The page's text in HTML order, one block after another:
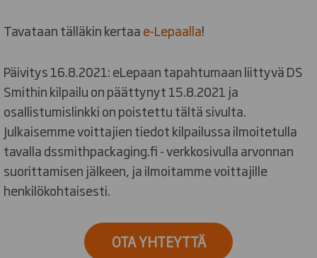
Tavataan tälläkin kertaae-Lepaalla!
Päivitys 16.8.2021: eLepaan tapahtumaan liittyvä DS
Smithin kilpailu on päättynyt 15.8.2021 ja
osallistumislinkki on poistettu tältä sivulta.
Julkaisemme voittajien tiedot kilpailussa ilmoitetulla
tavalla dssmithpackaging.fi - verkkosivulla arvonnan
suorittamisen jälkeen, ja ilmoitamme voittajille
henkilökohtaisesti.
OTA YHTEYTTÄ